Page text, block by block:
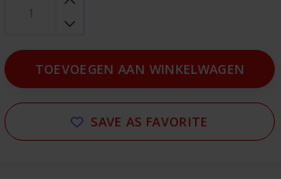
TOEVOEGEN AAN WINKELWAGEN
SAVE AS FAVORITE